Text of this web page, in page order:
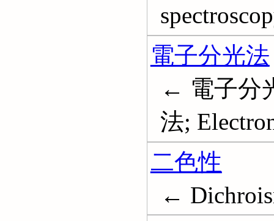
電子分光法
← 電子分
法;
二色性
←